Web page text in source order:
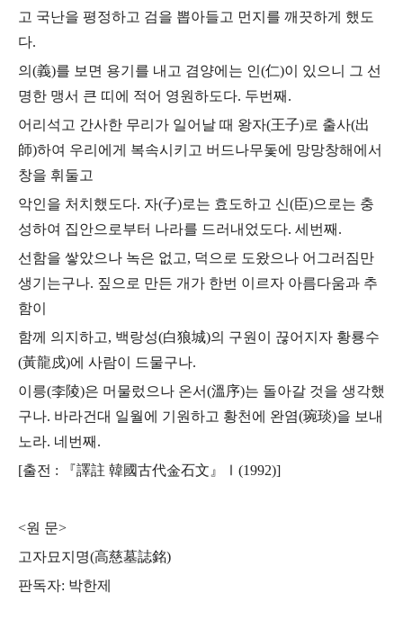
고 국난을 평정하고 검을 뽑아들고 먼지를 깨끗하게 했도
다.
의(義)를 보면 용기를 내고 겸양에는 인(仁)이 있으니 그 선
명한 맹서 큰 띠에 적어 영원하도다. 두번째.
어리석고 간사한 무리가 일어날 때 왕자(王子)로 출사(出
師)하여 우리에게 복속시키고 버드나무돛에 망망창해에서
창을 휘둘고
악인을 처치했도다. 자(子)로는 효도하고 신(臣)으로는 충
성하여 집안으로부터 나라를 드러내었도다. 세번째.
선함을 쌓았으나 녹은 없고, 덕으로 도왔으나 어그러짐만
생기는구나. 짚으로 만든 개가 한번 이르자 아름다움과 추
함이
함께 의지하고, 백랑성(白狼城)의 구원이 끊어지자 황룡수
(黃龍戍)에 사람이 드물구나.
이릉(李陵)은 머물렀으나 온서(溫序)는 돌아갈 것을 생각했
구나. 바라건대 일월에 기원하고 황천에 완염(琬琰)을 보내
노라. 네번째.
[출전 : 『譯註 韓國古代金石文』Ⅰ(1992)]
<원 문>
고자묘지명(高慈墓誌銘)
판독자: 박한제